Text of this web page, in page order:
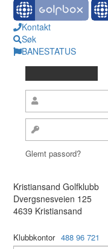
Kontakt
Søk
BANESTATUS
Glemt passord?
Kristiansand Golfklubb
Dvergsnesveien 125
4639 Kristiansand
Klubbkontor 488 96 721